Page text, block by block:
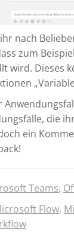
nach
zum
wird. Dieses
die
ein
Teams,
Flow,